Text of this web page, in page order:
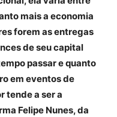
mais a economia
forem as entregas
de seu capital
passar e quanto
em eventos de
tende a ser a
Felipe Nunes, da